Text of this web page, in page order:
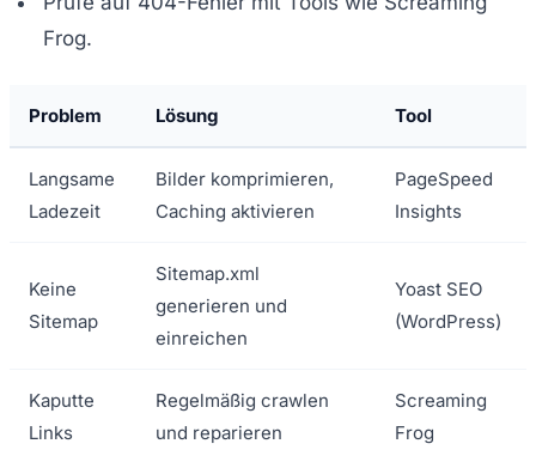
Frog.
Problem Lösung Tool
Langsame
Ladezeit
Bilder komprimieren,
Caching aktivieren
PageSpeed
Insights
Keine
Sitemap
Sitemap.xml
generieren und
einreichen
Yoast SEO
(WordPress)
Kaputte
Links
Regelmäßig crawlen
und reparieren
Screaming
Frog